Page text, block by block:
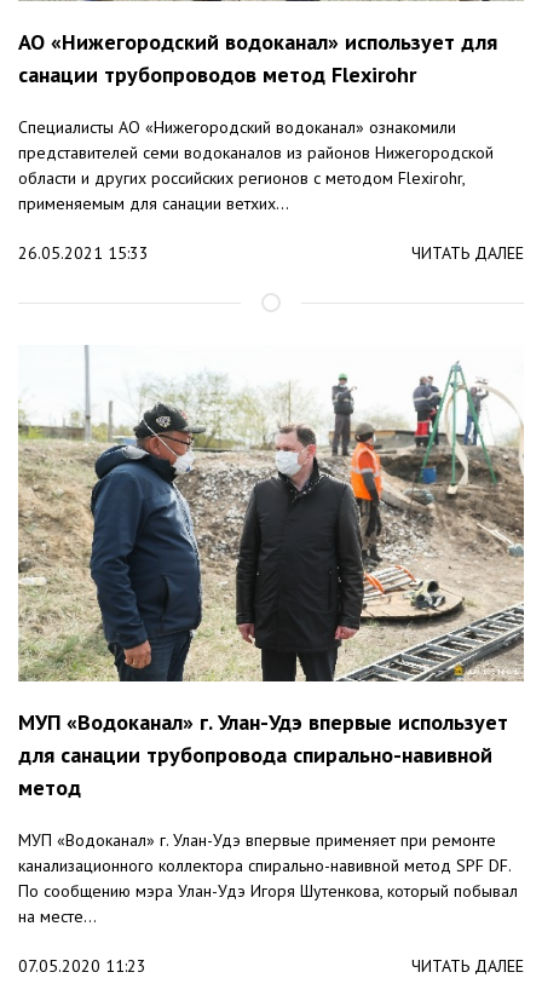
АО «Нижегородский водоканал» использует для
санации трубопроводов метод Flexirohr
Специалисты АО «Нижегородский водоканал» ознакомили
представителей семи водоканалов из районов Нижегородской
области и других российских регионов с методом Flexirohr,
применяемым для санации ветхих...
26.05.2021 15:33 ЧИТАТЬ ДАЛЕЕ
МУП «Водоканал» г. Улан-Удэ впервые использует
для санации трубопровода спирально-навивной
метод
МУП «Водоканал» г. Улан-Удэ впервые применяет при ремонте
канализационного коллектора спирально-навивной метод SPF DF.
По сообщению мэра Улан-Удэ Игоря Шутенкова, который побывал
на месте...
07.05.2020 11:23 ЧИТАТЬ ДАЛЕЕ